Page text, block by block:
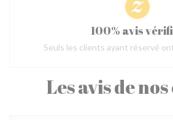
Les avis de
100% avis
Seuls les clients ayant réservé